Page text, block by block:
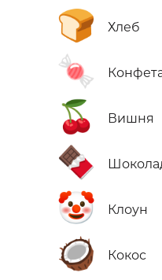
🍞 Хлеб
🍬
🍒 Вишня
🍫
🤡 Клоун
🥥 Кокос